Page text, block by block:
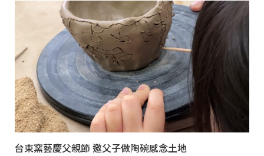
台東窯藝慶父親節 邀父子做陶碗感念土地